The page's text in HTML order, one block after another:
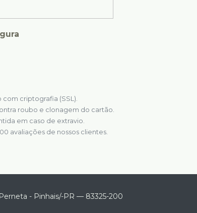
com criptografia (SSL).
roubo e clonagem do cartão.
em caso de extravio.
avaliações de nossos clientes.
- Pinhais/-PR — 83325-200